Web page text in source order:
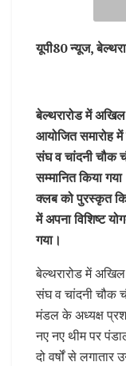
यूपी80 न्यूज,
बेल्थरारोड में अखिल
आयोजित समारोह में
संघ व चांदनी चौक
सम्मानित किया
क्लब को पुरस्कृत
में अपना विशिष्ट
गया।
बेल्थरारोड में अखिल
संघ व चांदनी चौक
मंडल के अध्यक्ष
नए नए थीम पर
दो वर्षों से लगातार